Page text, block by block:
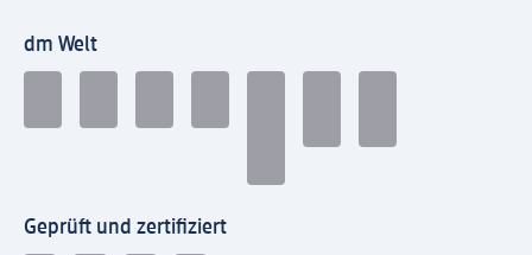
dm Welt
Geprüft und zertifiziert